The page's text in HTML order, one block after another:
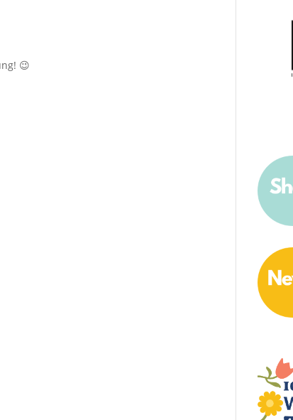
😉